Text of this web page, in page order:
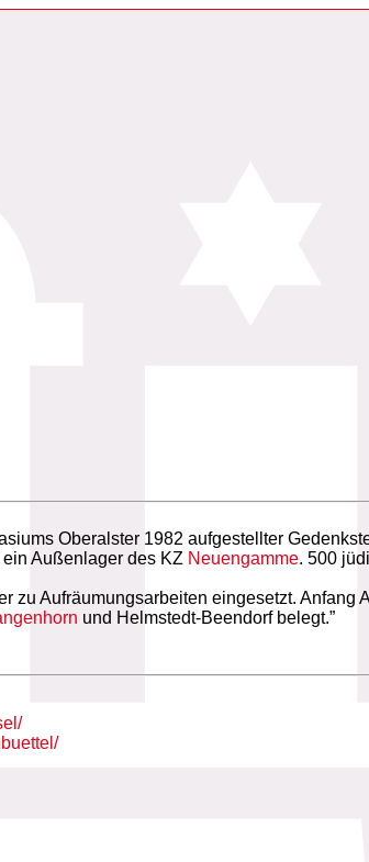
Oberalster 1982 aufgestellter
Außenlager des KZ Neuengamme. 500
zu Aufräumungsarbeiten eingesetzt. Anfang
und Helmstedt-Beendorf belegt.”